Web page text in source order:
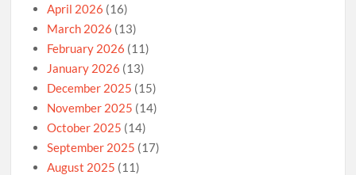
April 2026 (16)
March 2026 (13)
February 2026 (11)
January 2026 (13)
December 2025 (15)
November 2025 (14)
October 2025 (14)
September 2025 (17)
August 2025 (11)